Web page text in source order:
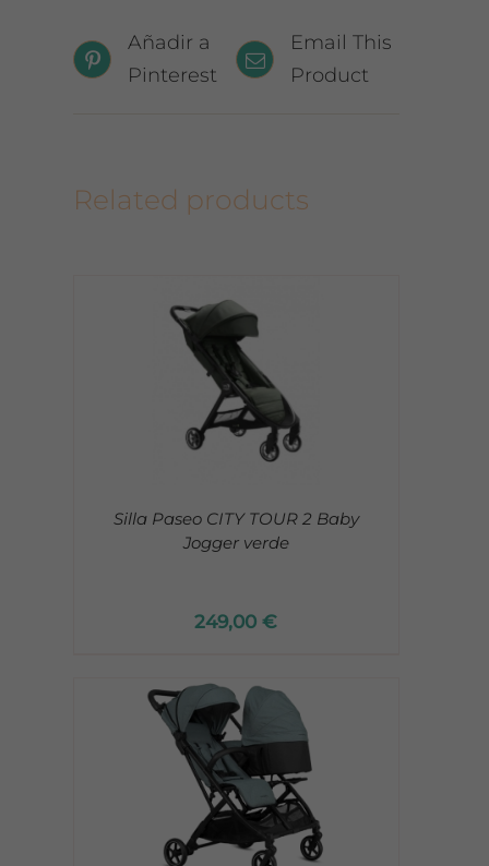
Añadir a
Pinterest
Email This
Product
Related products
Silla Paseo CITY TOUR 2 Baby
Jogger verde
249,00€